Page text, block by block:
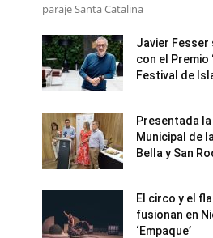
paraje Santa Catalina
Javier Fesser
con el Premio
Festival de
Presentada
Municipal de
Bella y San
El circo y el
fusionan en
‘Empaque’